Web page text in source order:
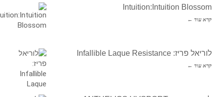
Intuition:Intuition Blossom
קרא עוד ←
לוריאל פריז: Infallible Laque Resistance
קרא עוד ←